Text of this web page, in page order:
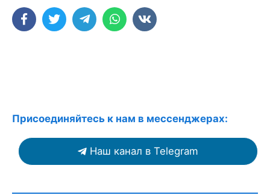
Присоединяйтесь к нам в мессенджерах:
Наш канал в Telegram